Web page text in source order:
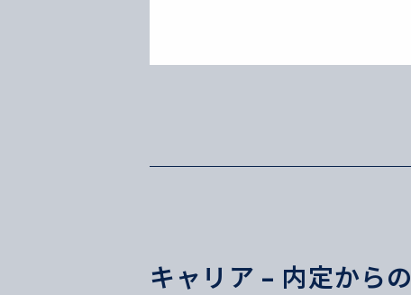
キャリア – 内定からの